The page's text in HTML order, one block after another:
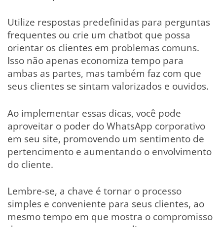
Utilize respostas predefinidas para perguntas
frequentes ou crie um chatbot que possa
orientar os clientes em problemas comuns.
Isso não apenas economiza tempo para
ambas as partes, mas também faz com que
seus clientes se sintam valorizados e ouvidos.
Ao implementar essas dicas, você pode
aproveitar o poder do WhatsApp corporativo
em seu site, promovendo um sentimento de
pertencimento e aumentando o envolvimento
do cliente.
Lembre-se, a chave é tornar o processo
simples e conveniente para seus clientes, ao
mesmo tempo em que mostra o compromisso